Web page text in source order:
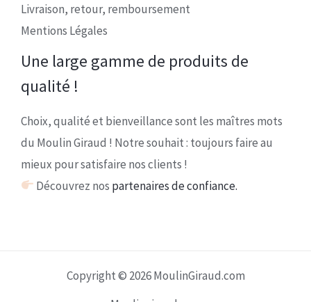
Livraison, retour, remboursement
Mentions Légales
Une large gamme de produits de
qualité !
Choix, qualité et bienveillance sont les maîtres mots
du Moulin Giraud ! Notre souhait : toujours faire au
mieux pour satisfaire nos clients !
Découvrez nos partenaires de confiance.
Copyright © 2026 MoulinGiraud.com